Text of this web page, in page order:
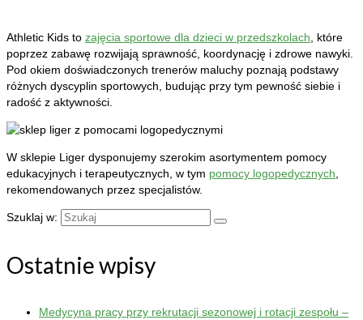
Athletic Kids to zajęcia sportowe dla dzieci w przedszkolach , które
poprzez zabawę rozwijają sprawność, koordynację i zdrowe nawyki.
Pod okiem doświadczonych trenerów maluchy poznają podstawy
różnych dyscyplin sportowych, budując przy tym pewność siebie i
radość z aktywności.
W sklepie Liger dysponujemy szerokim asortymentem pomocy
edukacyjnych i terapeutycznych, w tym pomocy logopedycznych
rekomendowanych przez specjalistów.
Szuklaj w:
Ostatnie wpisy
Medycyna pracy przy rekrutacji sezonowej i rotacji zespołu –